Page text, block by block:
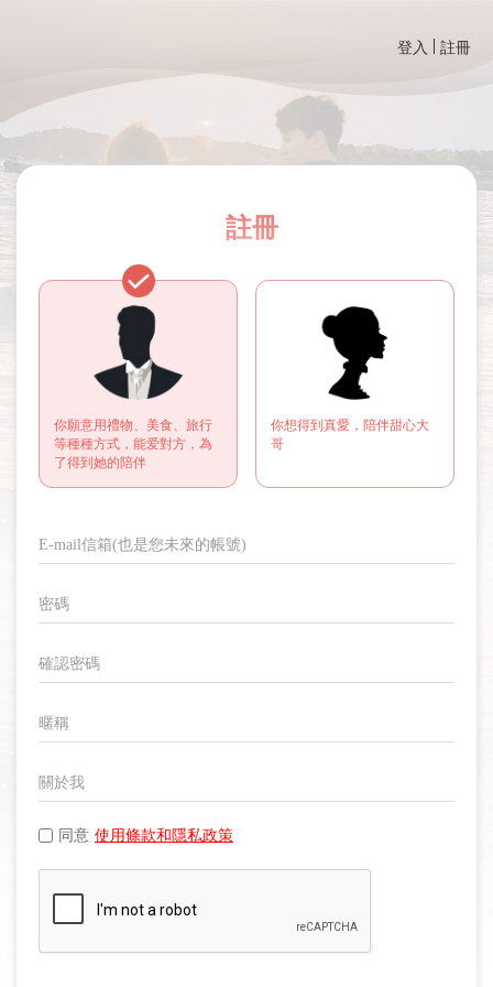
登入 註冊
註冊
你願意用禮物、美食、旅行
等種種方式，能爱對方，為
了得到她的陪伴
你想得到真愛，陪伴甜心大
哥
同意 使用條款和隱私政策